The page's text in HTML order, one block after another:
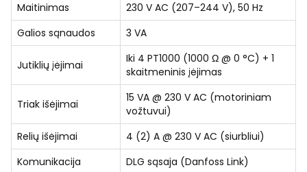
Maitinimas
230 V AC (207–244 V), 50 Hz
Galios sąnaudos
3 VA
Jutiklių įėjimai
Iki 4 PT1000 (1000 Ω @ 0 °C) + 1
skaitmeninis įėjimas
Triak išėjimai
15 VA @ 230 V AC (motoriniam
vožtuvui)
Relių išėjimai
4 (2) A @ 230 V AC (siurbliui)
Komunikacija
DLG sąsaja (Danfoss Link)